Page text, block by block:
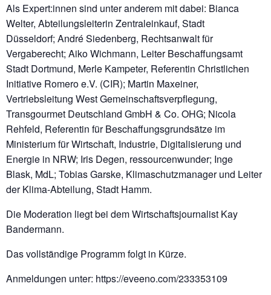
Als Expert:innen sind unter anderem mit dabei: Bianca
Welter, Abteilungsleiterin Zentraleinkauf, Stadt
Düsseldorf; André Siedenberg, Rechtsanwalt für
Vergaberecht; Aiko Wichmann, Leiter Beschaffungsamt
Stadt Dortmund, Merle Kampeter, Referentin Christlichen
Initiative Romero e.V. (CIR); Martin Maxeiner,
Vertriebsleitung West Gemeinschaftsverpflegung,
Transgourmet Deutschland GmbH & Co. OHG; Nicola
Rehfeld, Referentin für Beschaffungsgrundsätze im
Ministerium für Wirtschaft, Industrie, Digitalisierung und
Energie in NRW; Iris Degen, ressourcenwunder; Inge
Blask, MdL; Tobias Garske, Klimaschutzmanager und Leiter
der Klima-Abteilung, Stadt Hamm.
Die Moderation liegt bei dem Wirtschaftsjournalist Kay
Bandermann.
Das vollständige Programm folgt in Kürze.
Anmeldungen unter: https://eveeno.com/233353109